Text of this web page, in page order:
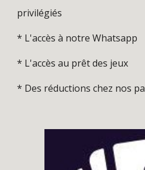
privilégiés
* L'accès à notre Whatsapp
* L'accès au prêt des jeux
* Des réductions chez nos